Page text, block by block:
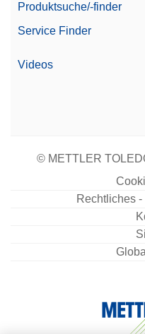
Produktsuche/-finder
Service Finder
Videos
© METTLER
Rechtliches